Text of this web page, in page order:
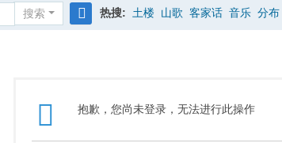
搜索 热搜: 土楼 山歌 客家话 音乐 分布
抱歉，您尚未登录，无法进行此操作